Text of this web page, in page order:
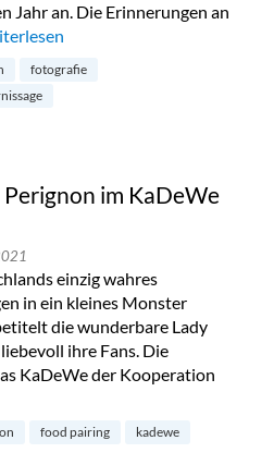
Jahr an. Die Erinnerungen an
Moments: eine Ausstellung von
fotografie
im KaDeWe
einzig wahres
in ein kleines Monster
die wunderbare Lady
ihre Fans. Die
KaDeWe der Kooperation
Dom Perignon im KaDeWe
food pairing
kadewe